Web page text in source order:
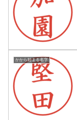
かから始まる名字